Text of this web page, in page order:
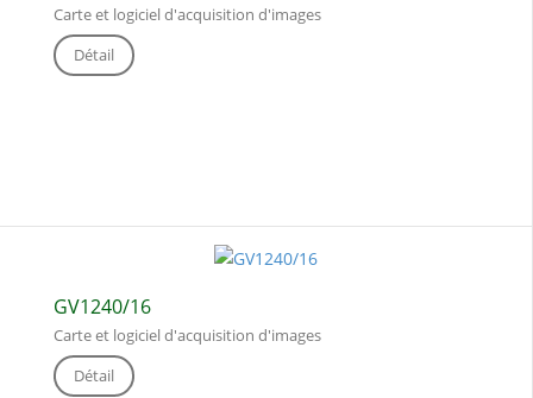
Carte et logiciel d'acquisition d'images
Détail
GV1240/16
Carte et logiciel d'acquisition d'images
Détail